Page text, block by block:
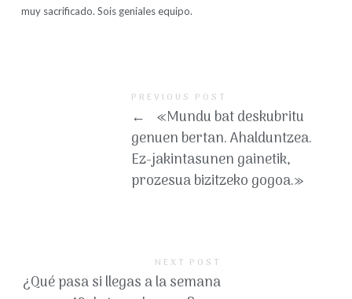
muy sacrificado. Sois geniales equipo.
PREVIOUS POST
←
«Mundu bat deskubritu
genuen bertan. Ahalduntzea.
Ez-jakintasunen gainetik,
prozesua bizitzeko gogoa.»
NEXT POST
¿Qué pasa si llegas a la semana